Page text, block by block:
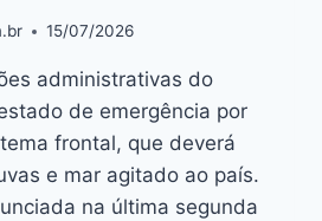
15/07/2026
administrativas do
de emergência por
frontal, que deverá
e mar agitado ao país.
na última segunda